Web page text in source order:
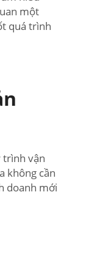
một
quá trình
trình vận
không cần
doanh mới